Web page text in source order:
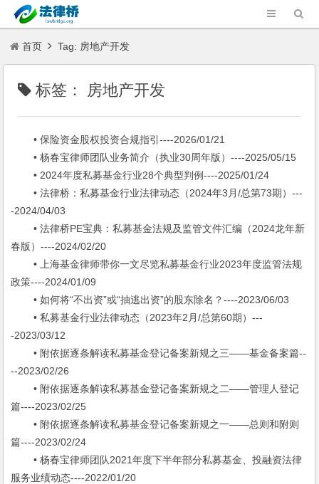
首页 Tag: 房地产开发
标签： 房地产开发
• 保险资金股权投资合规指引----2026/01/21
• 杨春宝律师团队业务简介（执业30周年版）----2025/05/15
• 2024年度私募基金行业28个典型判例----2025/01/24
• 法律桥：私募基金行业法律动态（2024年3月/总第73期）---
-2024/04/03
• 法律桥PE宝典：私募基金法规及监管文件汇编（2024龙年新
春版）----2024/02/20
• 上海基金律师带你一文尽览私募基金行业2023年度监管法规
政策----2024/01/09
• 如何将“不出资”或“抽逃出资”的股东除名？----2023/06/03
• 私募基金行业法律动态（2023年2月/总第60期）---
-2023/03/12
• 附依据逐条解读私募基金登记备案新规之三——基金备案篇--
--2023/02/26
• 附依据逐条解读私募基金登记备案新规之二——管理人登记
篇----2023/02/25
• 附依据逐条解读私募基金登记备案新规之一——总则和附则
篇----2023/02/24
• 杨春宝律师团队2021年度下半年部分私募基金、投融资法律
服务业绩动态----2022/01/20